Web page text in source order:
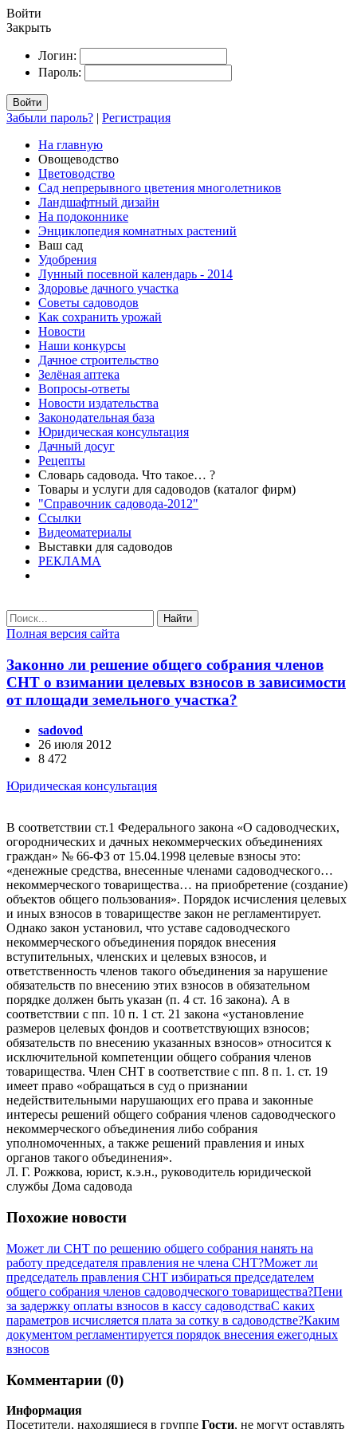
Войти
Закрыть
Логин:
Пароль:
Войти
Забыли пароль? | Регистрация
На главную
Овощеводство
Цветоводство
Сад непрерывного цветения многолетников
Ландшафтный дизайн
На подоконнике
Энциклопедия комнатных растений
Ваш сад
Удобрения
Лунный посевной календарь - 2014
Здоровье дачного участка
Советы садоводов
Как сохранить урожай
Новости
Наши конкурсы
Дачное строительство
Зелёная аптека
Вопросы-ответы
Новости издательства
Законодательная база
Юридическая консультация
Дачный досуг
Рецепты
Словарь садовода. Что такое… ?
Товары и услуги для садоводов (каталог фирм)
"Справочник садовода-2012"
Ссылки
Видеоматериалы
Выставки для садоводов
РЕКЛАМА
Найти
Полная версия сайта
Законно ли решение общего собрания членов
СНТ о взимании целевых взносов в зависимости
от площади земельного участка?
sadovod
26 июля 2012
8 472
Юридическая консультация
В соответствии ст.1 Федерального закона «О садоводческих,
огороднических и дачных некоммерческих объединениях
граждан» № 66-ФЗ от 15.04.1998 целевые взносы это:
«денежные средства, внесенные членами садоводческого…
некоммерческого товарищества… на приобретение (создание)
объектов общего пользования». Порядок исчисления целевых
и иных взносов в товариществе закон не регламентирует.
Однако закон установил, что уставе садоводческого
некоммерческого объединения порядок внесения
вступительных, членских и целевых взносов, и
ответственность членов такого объединения за нарушение
обязательств по внесению этих взносов в обязательном
порядке должен быть указан (п. 4 ст. 16 закона). А в
соответствии с пп. 10 п. 1 ст. 21 закона «установление
размеров целевых фондов и соответствующих взносов;
обязательств по внесению указанных взносов» относится к
исключительной компетенции общего собрания членов
товарищества. Член СНТ в соответствие с пп. 8 п. 1. ст. 19
имеет право «обращаться в суд о признании
недействительными нарушающих его права и законные
интересы решений общего собрания членов садоводческого
некоммерческого объединения либо собрания
уполномоченных, а также решений правления и иных
органов такого объединения».
Л. Г. Рожкова, юрист, к.э.н., руководитель юридической
службы Дома садовода
Похожие новости
Может ли СНТ по решению общего собрания нанять на
работу председателя правления не члена СНТ?Может ли
председатель правления СНТ избираться председателем
общего собрания членов садоводческого товарищества?Пени
за задержку оплаты взносов в кассу садоводстваС каких
параметров исчисляется плата за сотку в садоводстве?Каким
документом регламентируется порядок внесения ежегодных
взносов
Комментарии (0)
Информация
Посетители, находящиеся в группе Гости, не могут оставлять